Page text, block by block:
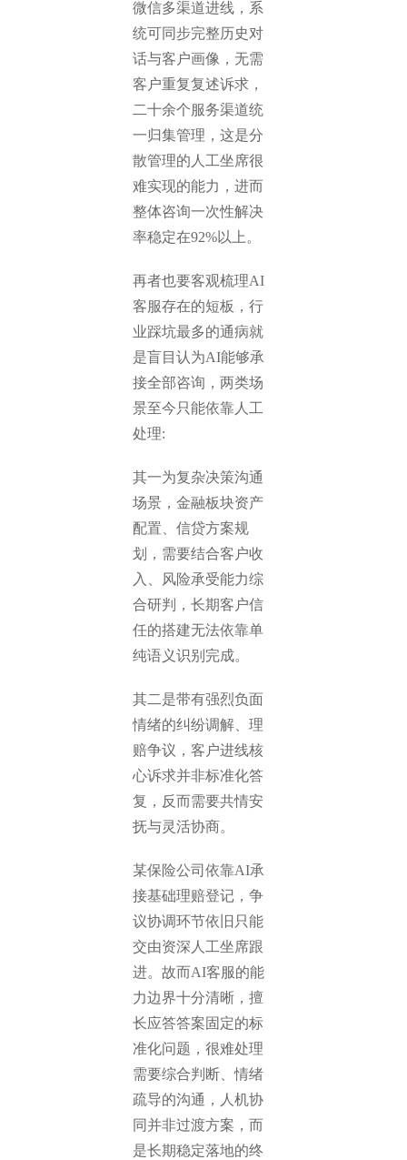
微信多渠道进线，系
统可同步完整历史对
话与客户画像，无需
客户重复复述诉求，
二十余个服务渠道统
一归集管理，这是分
散管理的人工坐席很
难实现的能力，进而
整体咨询一次性解决
率稳定在92%以上。
再者也要客观梳理AI
客服存在的短板，行
业踩坑最多的通病就
是盲目认为AI能够承
接全部咨询，两类场
景至今只能依靠人工
处理:
其一为复杂决策沟通
场景，金融板块资产
配置、信贷方案规
划，需要结合客户收
入、风险承受能力综
合研判，长期客户信
任的搭建无法依靠单
纯语义识别完成。
其二是带有强烈负面
情绪的纠纷调解、理
赔争议，客户进线核
心诉求并非标准化答
复，反而需要共情安
抚与灵活协商。
某保险公司依靠AI承
接基础理赔登记，争
议协调环节依旧只能
交由资深人工坐席跟
进。故而AI客服的能
力边界十分清晰，擅
长应答答案固定的标
准化问题，很难处理
需要综合判断、情绪
疏导的沟通，人机协
同并非过渡方案，而
是长期稳定落地的终